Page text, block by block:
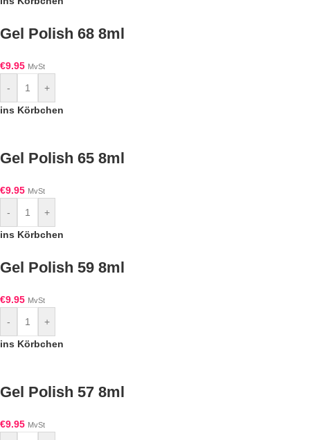
Gel Polish 68 8ml
€9.95 MvSt
-
+
ins Körbchen
Gel Polish 65 8ml
€9.95 MvSt
-
+
ins Körbchen
Gel Polish 59 8ml
€9.95 MvSt
-
+
ins Körbchen
Gel Polish 57 8ml
€9.95 MvSt